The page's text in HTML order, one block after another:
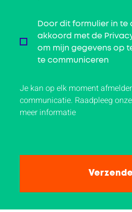
Door dit formulier in te
akkoord met de
om mijn gegevens op
te communiceren
Je kan op elk moment
communicatie. Raadpleeg onze
meer informatie